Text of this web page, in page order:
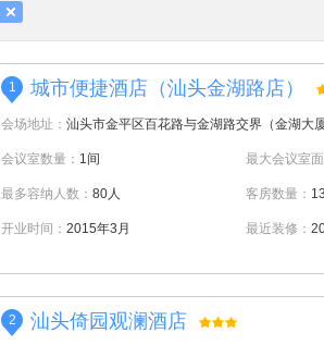
1 城市便捷酒店（汕头金湖路店）
会场地址： 汕头市金平区百花路与金湖路交界（金湖大厦
会议室数量： 1间 最大会议室面
最多容纳人数： 80人 客房数量：
开业时间： 2015年3月 最近装修：
2 汕头倚园观澜酒店